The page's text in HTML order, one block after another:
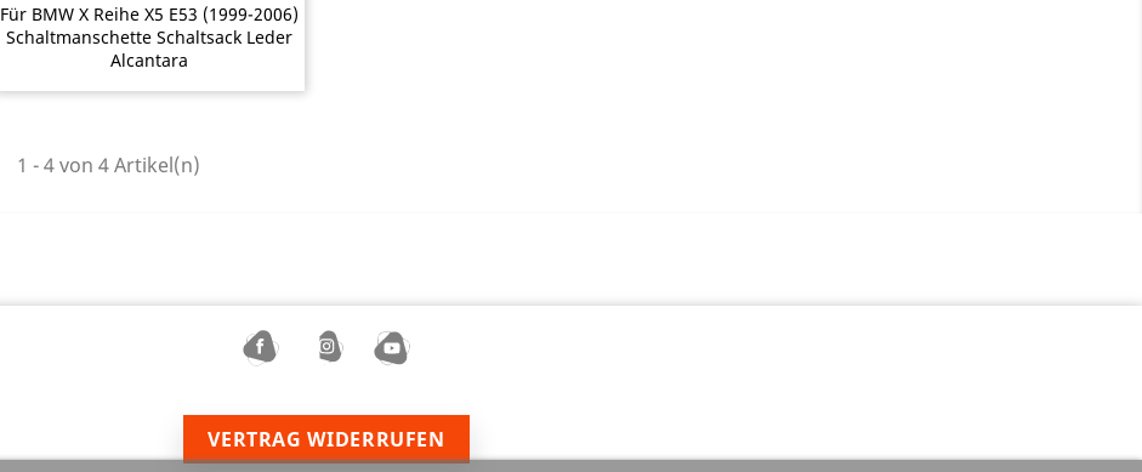
Für BMW X Reihe X5 E53 (1999-2006)
Schaltmanschette Schaltsack Leder
Alcantara
1 - 4 von 4 Artikel(n)
VERTRAG WIDERRUFEN